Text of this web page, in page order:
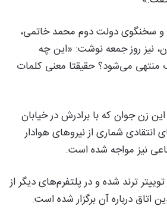
و سخنگوی دولت دوم محمد خاتمی،
نیز روز جمعه نوشت: «این چه
منتهی می‌شود؟ حقیقتا معنی کلمات
زن جوان که با برادرش در خیابان
شماری از نیروهای هوادار
نیز مواجه شده است.
ترند شده و در پلتفرم‌های دیگر از
درباره آن برگزار شده است.